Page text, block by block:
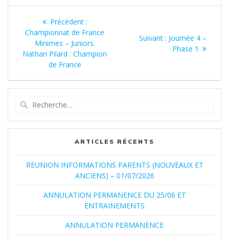
Navigation
de
l’article
Précédent :Article
précédent
:
Championnat de France
Minimes – Juniors.
Nathan Pilard : Champion
de France
Suivant : Article
suivant
Journée 4 –
Phase 1
:
ARTICLES RÉCENTS
REUNION INFORMATIONS PARENTS (NOUVEAUX ET
ANCIENS) – 01/07/2026
ANNULATION PERMANENCE DU 25/06 ET
ENTRAINEMENTS
ANNULATION PERMANENCE